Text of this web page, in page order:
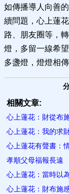
如傳播導人向善
續問題，心上蓮
路、朋友圈等，
燈，多留一線希
多盞燈，燈燈相
相關文章:
心上蓮花：財從布
心上蓮花：我的求
心上蓮花有聲書：
孝順父母福報長遠
心上蓮花：當時以
心上蓮花：財布施